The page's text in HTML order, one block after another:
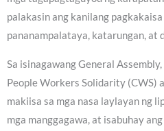
palakasin ang kanilang
pananampalataya, katarungan, at
Sa isinagawang General
People Workers Solidarity (CWS)
makiisa sa mga nasa laylayan ng
mga manggagawa, at isabuhay